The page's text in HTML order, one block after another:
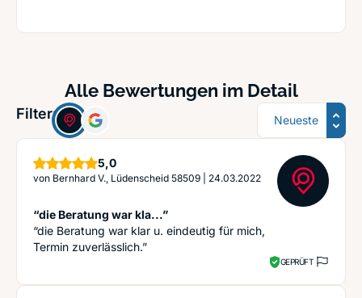
Alle Bewertungen im Detail
Filter: Sortierung
5,0Sterne
von Bernhard V., Lüdenscheid 58509 24.03.2022
“die Beratung war kla...”
“die Beratung war klar u. eindeutig für mich,
Termin zuverlässlich.”
GEPRÜFT